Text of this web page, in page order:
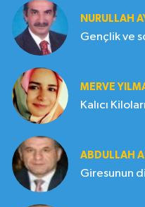
NURULLAH
MERVE
Kalıcı
ABDULLAH
Giresunun